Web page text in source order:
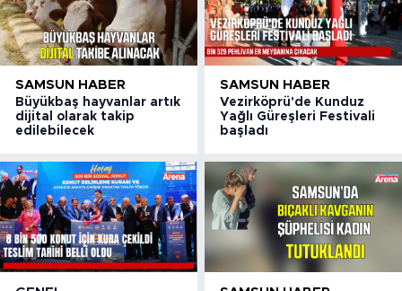
SAMSUN HABER
Büyükbaş hayvanlar artık
dijital olarak takip
edilebilecek
SAMSUN HABER
Vezirköprü'de Kunduz
Yağlı Güreşleri Festivali
başladı